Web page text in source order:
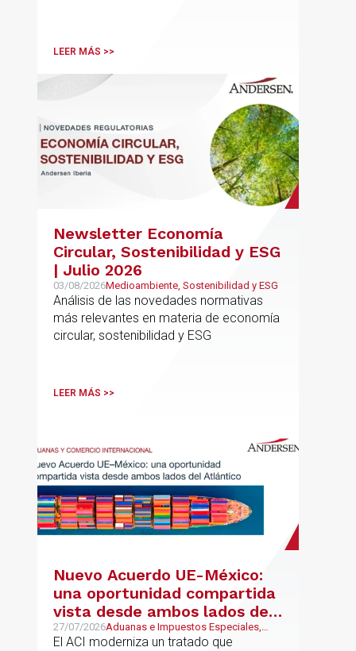
LEER MÁS >>
Newsletter Economía
Circular, Sostenibilidad y ESG
| Julio 2026
03/08/2026Medioambiente, Sostenibilidad y ESG
Análisis de las novedades normativas
más relevantes en materia de economía
circular, sostenibilidad y ESG
LEER MÁS >>
Nuevo Acuerdo UE-México:
una oportunidad compartida
vista desde ambos lados del
Atlántico
27/07/2026Aduanas e Impuestos Especiales,
Mexican Desk
El ACI moderniza un tratado que